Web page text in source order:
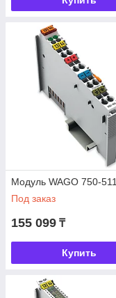
Модуль WAGO 750-511
Под заказ
155 099 ₸
Купить